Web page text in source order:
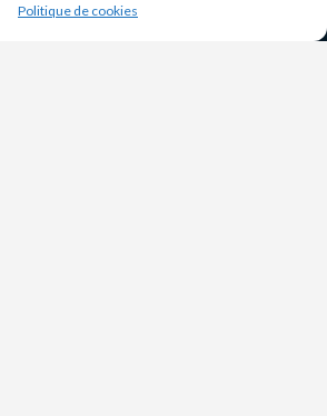
Politique de cookies